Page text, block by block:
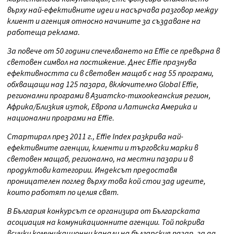
върху най-ефективните идеи и насърчава разговор между
клиент и агенция относно начините за създаване на
работеща реклама.
За повече от 50 години спечелването на Effie се превърна в
световен символ на постижение. Днес Effie празнува
ефективността си в световен мащаб с над 55 програми,
обхващащи над 125 пазара, включително Global Effie,
регионални програми в Азиатско-тихоокеанския регион,
Африка/Близкия изток, Европа и Латинска Америка и
национални програми на Effie.
Стартирал през 2011 г., Effie Index разкрива най-
ефективните агенции, клиенти и търговски марки в
световен мащаб, регионално, на местни пазари и в
продуктови категории. Индексът предоставя
проницателен поглед върху това кой стои зад идеите,
които работят по целия свят.
В България конкурсът се организира от Българската
асоциация на комуникационните агенции. Той покрива